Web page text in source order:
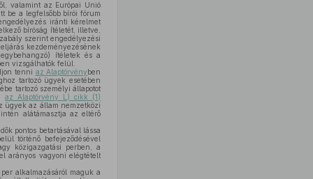
valamint az Európai Unió
be a legfelsőbb bírói fórum
iránti kérelmet
bíróság ítéletét, illetve,
szerint engedélyezési
kezdeményezésének
ítéletek és a
vizsgálhatók felül.
tenni az Alaptörvényben
tartozó ügyek esetében
tartozó személyi állapotot
az Alaptörvény L) cikk (1)
ügyek az állam nemzetközi
alátámasztja az eltérő
pontos betartásával lássa
történő befejeződésével
közigazgatási perben, a
arányos vagyoni elégtételt
alkalmazásáról maguk a